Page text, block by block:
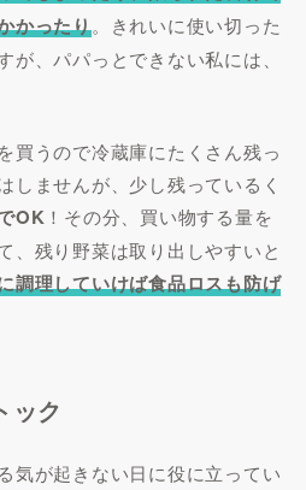
かったり。きれいに使い切った
が、パパっとできない私には、
買うので冷蔵庫にたくさん残っ
しませんが、少し残っているく
OK ！その分、買い物する量を
、残り野菜は取り出しやすいと
調理していけば食品ロスも防げ
ック
気が起きない日に役に立ってい